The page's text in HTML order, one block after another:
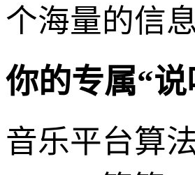
个海量的信
你的专属“
音乐平台算